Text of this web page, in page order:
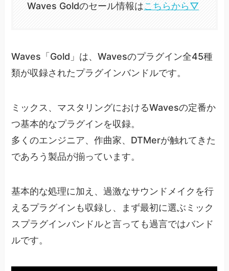
Waves Goldのセール情報はこちらから▽
Waves「Gold」は、Wavesのプラグイン全45種
類が収録されたプラグインバンドルです。
ミックス、マスタリングにおけるWavesの定番か
つ基本的なプラグインを収録。
多くのエンジニア、作曲家、DTMerが触れてきた
であろう製品が揃っています。
基本的な処理に加え、過激なサウンドメイクを行
えるプラグインも収録し、まず最初に選ぶミック
スプラグインバンドルと言っても過言ではバンド
ルです。